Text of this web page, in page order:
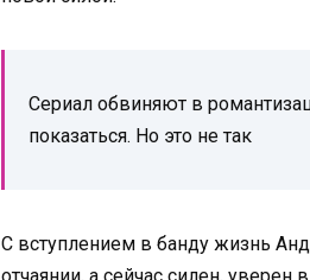
Сериал обвиняют в
показаться. Но это не так
С вступлением в банду жизнь